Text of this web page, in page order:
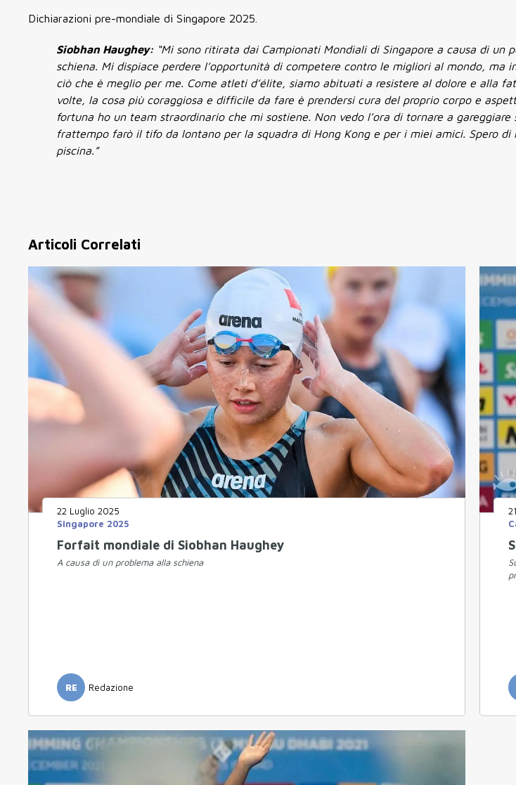
Dichiarazioni pre-mondiale di Singapore 2025.
Siobhan Haughey: “Mi sono ritirata dai Campionati Mondiali di Singapore a causa di un
schiena. Mi dispiace perdere l’opportunità di competere contro le migliori al mondo, ma
ciò che è meglio per me. Come atleti d’élite, siamo abituati a resistere al dolore e alla
volte, la cosa più coraggiosa e difficile da fare è prendersi cura del proprio corpo e
fortuna ho un team straordinario che mi sostiene. Non vedo l’ora di tornare a gareggiare
frattempo farò il tifo da lontano per la squadra di Hong Kong e per i miei amici. Spero
piscina.”
Articoli Correlati
22 Luglio 2025
Singapore 2025
Forfait mondiale di Siobhan Haughey
A causa di un problema alla schiena
RE Redazione